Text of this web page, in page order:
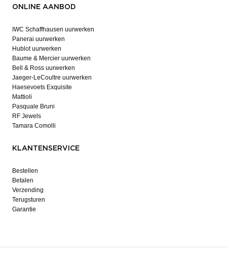
ONLINE AANBOD
IWC Schaffhausen uurwerken
Panerai uurwerken
Hublot uurwerken
Baume & Mercier uurwerken
Bell & Ross uurwerken
Jaeger-LeCoultre uurwerken
Haesevoets Exquisite
Mattioli
Pasquale Bruni
RF Jewels
Tamara Comolli
KLANTENSERVICE
Bestellen
Betalen
Verzending
Terugsturen
Garantie